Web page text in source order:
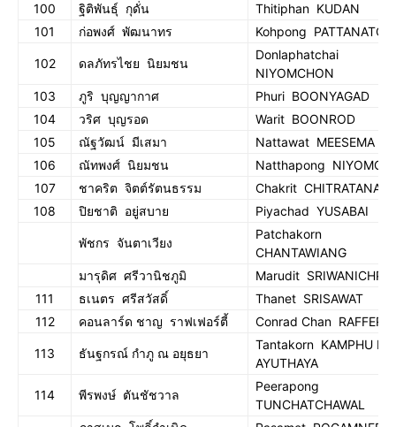
100
ฐิติพันธุ์ กุดั่น
Thitiphan KUDAN
101
ก่อพงศ์ พัฒนาทร Kohpong
102 ดลภัทรไชย นิยมชน
Donlaphatchai
NIYOMCHON
103
ภูริ บุญญากาศ
Phuri BOONYAGAD
104
วริศ บุญรอด
Warit BOONROD
105
ณัฐวัฒน์ มีเสมา
Nattawat MEESEMA
106
ณัทพงศ์ นิยมชน
Natthapong
107
ชาคริต จิตต์รัตนธรรม
Chakrit
108
ปิยชาติ อยู่สบาย Piyachad YUSABAI
พัชกร จันตาเวียง
Patchakorn
CHANTAWIANG
มารุดิศ ศรีวานิชภูมิ
Marudit
111
ธเนตร ศรีสวัสดิ์
Thanet SRISAWAT
112
คอนลาร์ด ชาญ ราฟเฟอร์ตี้ Conrad Chan
113 ธันฐกรณ์ กำภู ณ อยุธยา
Tantakorn KAMPHU Na
AYUTHAYA
114 พีรพงษ์ ตันชัชวาล
Peerapong
TUNCHATCHAWAL